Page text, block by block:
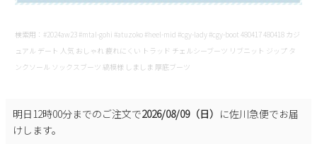
検索用：#2024aw23 #mtal-gohi #atuzoko #heel-mid #cgy-lady #cgy-boot 480417 480418 カジ
ュアル デート 人気 おしゃれ 疲れにくい トラッド チェルシーブーツ リブニット ジップ タ
ンクソール ソックスブーツ 縞模様 しましま 厚底ブーツ
明日 12時00分までのご注文で2026/08/09（日） に佐川急便でお届
けします。